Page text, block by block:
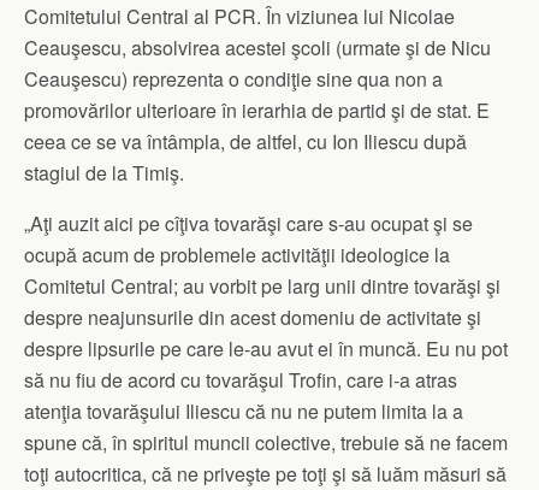
Comitetului Central al PCR. În viziunea lui Nicolae
Ceauşescu, absolvirea acestei şcoli (urmate şi de Nicu
Ceauşescu) reprezenta o condiţie sine qua non a
promovărilor ulterioare în ierarhia de partid şi de stat. E
ceea ce se va întâmpla, de altfel, cu Ion Iliescu după
stagiul de la Timiş.
„Aţi auzit aici pe cîţiva tovarăşi care s-au ocupat şi se
ocupă acum de problemele activităţii ideologice la
Comitetul Central; au vorbit pe larg unii dintre tovarăşi şi
despre neajunsurile din acest domeniu de activitate şi
despre lipsurile pe care le-au avut ei în muncă. Eu nu pot
să nu fiu de acord cu tovarăşul Trofin, care i-a atras
atenţia tovarăşului Iliescu că nu ne putem limita la a
spune că, în spiritul muncii colective, trebuie să ne facem
toţi autocritica, că ne priveşte pe toţi şi să luăm măsuri să